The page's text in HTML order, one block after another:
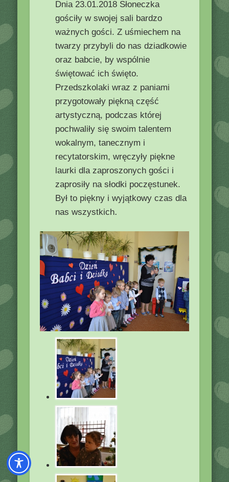
Dnia 23.01.2018 Słoneczka
gościły w swojej sali bardzo
ważnych gości. Z uśmiechem na
twarzy przybyli do nas dziadkowie
oraz babcie, by wspólnie
świętować ich święto.
Przedszkolaki wraz z paniami
przygotowały piękną część
artystyczną, podczas której
pochwaliły się swoim talentem
wokalnym, tanecznym i
recytatorskim, wręczyły piękne
laurki dla zaproszonych gości i
zaprosiły na słodki poczęstunek.
Był to piękny i wyjątkowy czas dla
nas wszystkich.